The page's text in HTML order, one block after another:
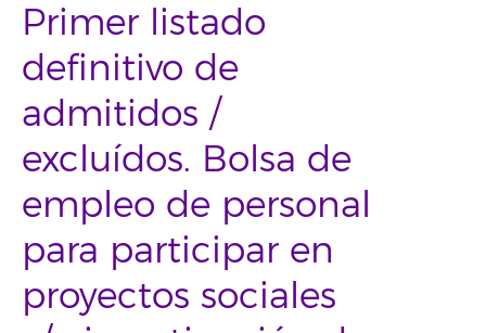
Primer listado
definitivo de
admitidos /
excluídos. Bolsa de
empleo de personal
para participar en
proyectos sociales